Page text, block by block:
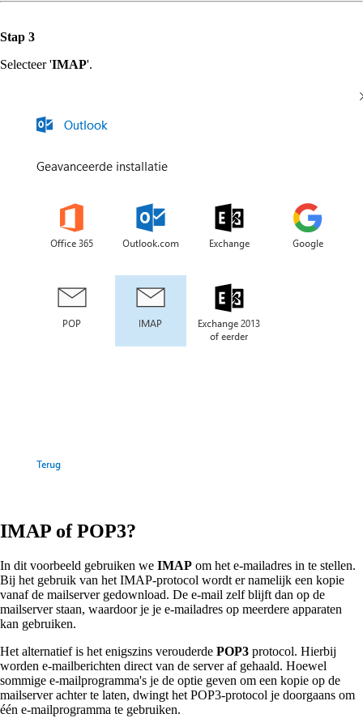
Stap 3
Selecteer 'IMAP'.
IMAP of POP3?
In dit voorbeeld gebruiken we IMAP om het e-mailadres in te stellen.
Bij het gebruik van het IMAP-protocol wordt er namelijk een kopie
vanaf de mailserver gedownload. De e-mail zelf blijft dan op de
mailserver staan, waardoor je je e-mailadres op meerdere apparaten
kan gebruiken.
Het alternatief is het enigszins verouderde POP3 protocol. Hierbij
worden e-mailberichten direct van de server af gehaald. Hoewel
sommige e-mailprogramma's je de optie geven om een kopie op de
mailserver achter te laten, dwingt het POP3-protocol je doorgaans om
één e-mailprogramma te gebruiken.